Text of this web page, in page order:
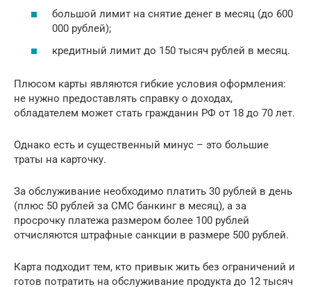
большой лимит на снятие денег в месяц (до 600
000 рублей);
кредитный лимит до 150 тысяч рублей в месяц.
Плюсом карты являются гибкие условия оформления:
не нужно предоставлять справку о доходах,
обладателем может стать гражданин РФ от 18 до 70 лет.
Однако есть и существенный минус – это большие
траты на карточку.
За обслуживание необходимо платить 30 рублей в день
(плюс 50 рублей за СМС банкинг в месяц), а за
просрочку платежа размером более 100 рублей
отчисляются штрафные санкции в размере 500 рублей.
Карта подходит тем, кто привык жить без ограничений и
готов потратить на обслуживание продукта до 12 тысяч